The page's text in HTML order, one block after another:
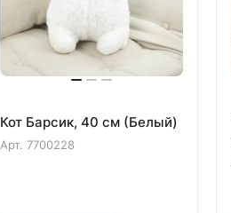
Кот Барсик, 40 см (Белый)
Арт. 7700228